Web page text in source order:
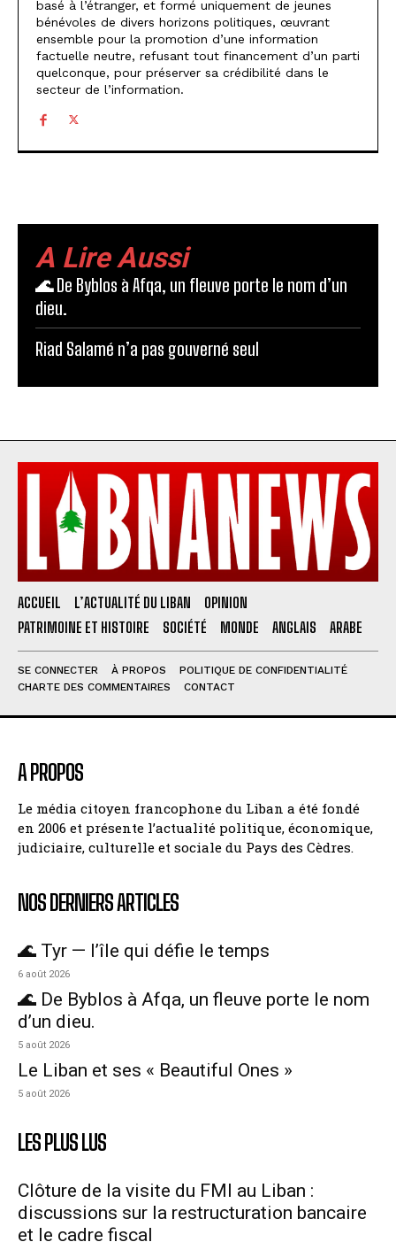
basé à l’étranger, et formé uniquement de jeunes
bénévoles de divers horizons politiques, œuvrant
ensemble pour la promotion d’une information
factuelle neutre, refusant tout financement d’un parti
quelconque, pour préserver sa crédibilité dans le
secteur de l’information.
A Lire Aussi
🌊 De Byblos à Afqa, un fleuve porte le nom d’un
dieu.
Riad Salamé n’a pas gouverné seul
ACCUEIL L’ACTUALITÉ DU LIBAN
OPINION
PATRIMOINE ET HISTOIRE
SOCIÉTÉ MONDE ANGLAIS ARABE
SE CONNECTER À PROPOS
POLITIQUE DE CONFIDENTIALITÉ
CHARTE DES COMMENTAIRES
CONTACT
A PROPOS
Le média citoyen francophone du Liban a été fondé
en 2006 et présente l’actualité politique, économique,
judiciaire, culturelle et sociale du Pays des Cèdres.
NOS DERNIERS ARTICLES
🌊 Tyr — l’île qui défie le temps
6 août 2026
🌊 De Byblos à Afqa, un fleuve porte le nom
d’un dieu.
5 août 2026
Le Liban et ses « Beautiful Ones »
5 août 2026
LES PLUS LUS
Clôture de la visite du FMI au Liban :
discussions sur la restructuration bancaire
et le cadre fiscal